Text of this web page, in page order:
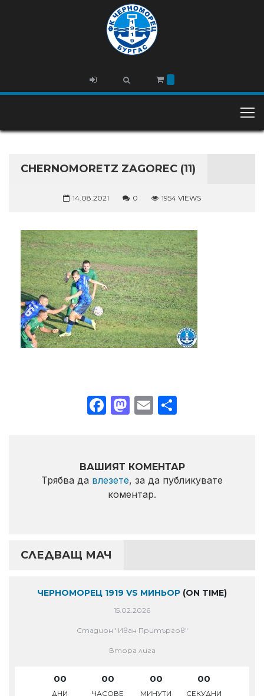
CHERNOMORETZ ZAGOREC (11)
14.08.2021 0 1954 VIEWS
Facebook
Mastodon
Email
ВАШИЯТ КОМЕНТАР
Трябва да влезете, за да публикувате
коментар.
СЛЕДВАЩ МАЧ
ЧЕРНОМОРЕЦ 1919 VS МИНЬОР (ON TIME)
15.02.2026
Стадион "Иван Притъргов"
Втора лига
00
ДНИ
00
ЧАСОВЕ
00
МИНУТИ
00
СЕКУДНИ